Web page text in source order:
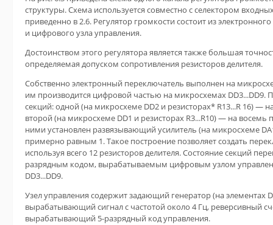
структуры. Схема используется совместно с селектором
приведенно в 2.6. Регулятор громкости состоит из
и цифрового узла управления.
Достоинством этого регулятора является также большая
определяемая допуском сопротивления резисторов делителя.
Собственно электронный переключатель выполнен на
им производится цифровой частью на микросхемах DD3...DD9.
секций: одной (на микросхеме DD2 и резисторах* R13...R 16) —
второй (на микросхеме DD1 и резисторах R3...R10) — на
ними установлен развязывающий усилитель (на микросхеме
примерно равным 1. Такое построение позволяет создать
используя всего 12 резисторов делителя. Состояние секций
разрядным кодом, вырабатываемым цифровым узлом
DD3...DD9.
Узел управления содержит задающий генератор (на элементах
вырабатывающий сигнал с частотой около 4 Гц, реверсивный
вырабатывающий 5-разрядный код управления.